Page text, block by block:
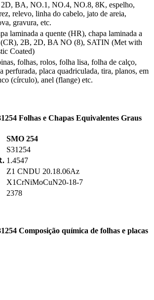
BA, NO.1, NO.4, NO.8, 8K, espelho,
relevo, linha do cabelo, jato de areia,
gravura, etc.
laminada a quente (HR), chapa laminada a
2B, 2D, BA NO (8), SATIN (Met with
Coated)
folhas, rolos, folha lisa, folha de calço,
perfurada, placa quadriculada, tira, planos, em
(círculo), anel (flange) etc.
Folhas e Chapas Equivalentes Graus
SMO 254
S31254
1.4547
Z1 CNDU 20.18.06Az
X1CrNiMoCuN20-18-7
2378
Composição química de folhas e placas